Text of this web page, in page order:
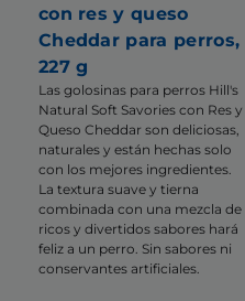
con res y queso
Cheddar para perros,
227 g
Las golosinas para perros Hill's
Natural Soft Savories con Res y
Queso Cheddar son deliciosas,
naturales y están hechas solo
con los mejores ingredientes.
La textura suave y tierna
combinada con una mezcla de
ricos y divertidos sabores hará
feliz a un perro. Sin sabores ni
conservantes artificiales.